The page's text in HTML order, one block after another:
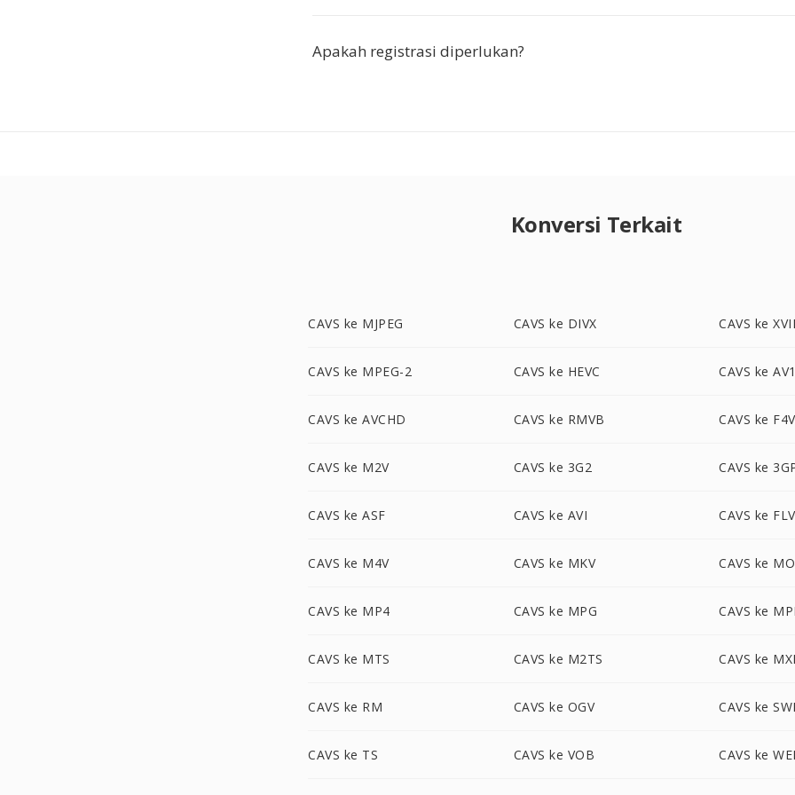
Apakah registrasi diperlukan?
Konversi Terkait
CAVS ke MJPEG CAVS ke DIVX CAVS ke
CAVS ke MPEG-2 CAVS ke HEVC CAVS ke
CAVS ke AVCHD CAVS ke RMVB CAVS ke F4V
CAVS ke M2V CAVS ke 3G2 CAVS ke
CAVS ke ASF CAVS ke AVI CAVS ke FLV
CAVS ke M4V CAVS ke MKV CAVS ke
CAVS ke MP4 CAVS ke MPG CAVS ke
CAVS ke MTS CAVS ke M2TS CAVS ke
CAVS ke RM CAVS ke OGV CAVS ke
CAVS ke TS CAVS ke VOB CAVS ke